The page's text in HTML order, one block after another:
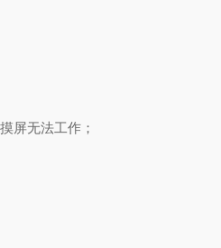
屏无法工作；